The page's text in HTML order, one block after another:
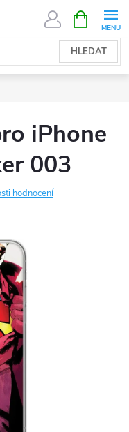
HLEDAT
NÁKUPNÍ
KOŠÍK
iPhone
003
hodnocení